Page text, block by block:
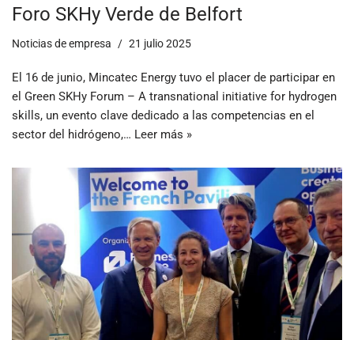
Foro SKHy Verde de Belfort
Noticias de empresa 21 julio 2025
El 16 de junio, Mincatec Energy tuvo el placer de participar en
el Green SKHy Forum – A transnational initiative for hydrogen
skills, un evento clave dedicado a las competencias en el
sector del hidrógeno,… Leer más »